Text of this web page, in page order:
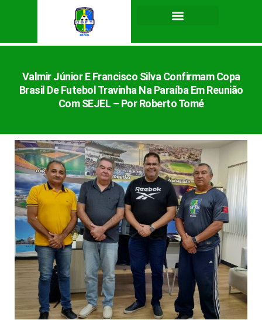
Valmir Júnior E Francisco Silva Confirmam Copa
Brasil De Futebol Travinha Na Paraíba Em Reunião
Com SEJEL – Por Roberto Tomé